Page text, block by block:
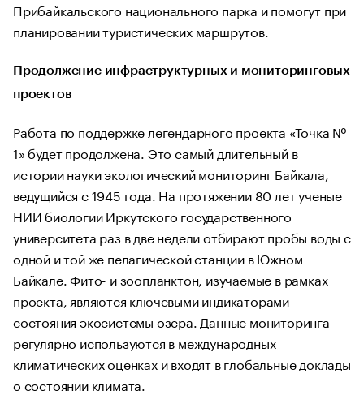
Прибайкальского национального парка и помогут при
планировании туристических маршрутов.
Продолжение инфраструктурных и мониторинговых
проектов
Работа по поддержке легендарного проекта «Точка №
1» будет продолжена. Это самый длительный в
истории науки экологический мониторинг Байкала,
ведущийся с 1945 года. На протяжении 80 лет ученые
НИИ биологии Иркутского государственного
университета раз в две недели отбирают пробы воды с
одной и той же пелагической станции в Южном
Байкале. Фито- и зоопланктон, изучаемые в рамках
проекта, являются ключевыми индикаторами
состояния экосистемы озера. Данные мониторинга
регулярно используются в международных
климатических оценках и входят в глобальные доклады
о состоянии климата.